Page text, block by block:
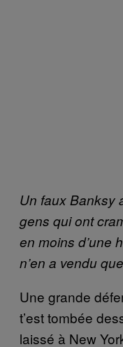
Un faux Banksy
gens qui ont
en moins d’une
n’en a vendu
Une grande
t’est tombée
laissé à New